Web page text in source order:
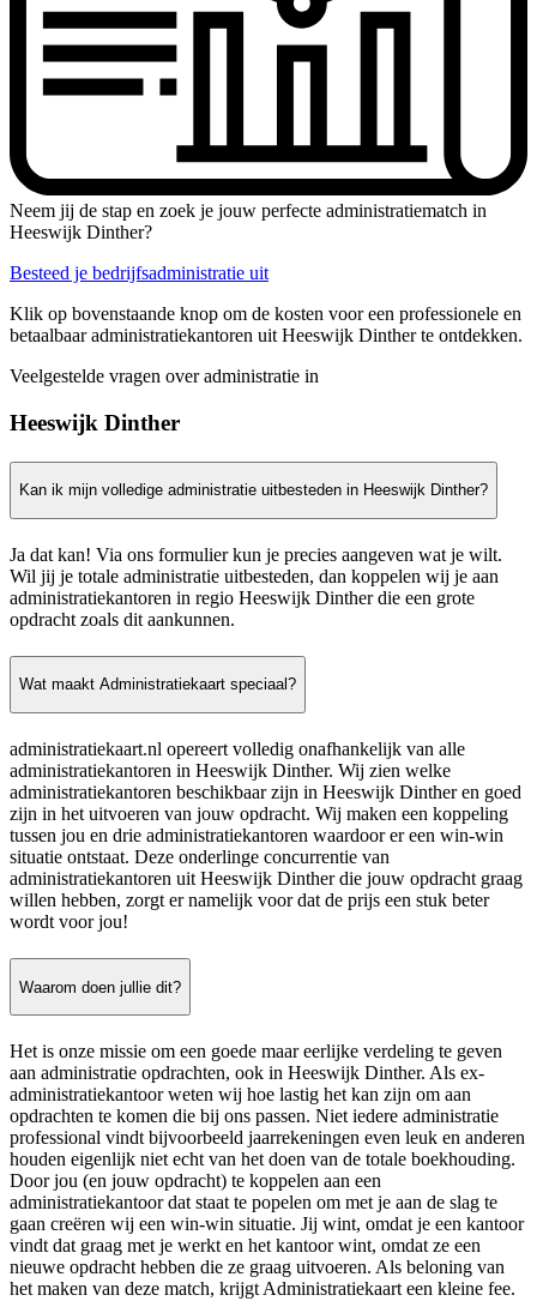
Neem jij de stap en zoek je jouw perfecte administratiematch in
Heeswijk Dinther?
Besteed je bedrijfsadministratie uit
Klik op bovenstaande knop om de kosten voor een professionele en
betaalbaar administratiekantoren uit Heeswijk Dinther te ontdekken.
Veelgestelde vragen over administratie in
Heeswijk Dinther
Kan ik mijn volledige administratie uitbesteden in Heeswijk Dinther?
Ja dat kan! Via ons formulier kun je precies aangeven wat je wilt.
Wil jij je totale administratie uitbesteden, dan koppelen wij je aan
administratiekantoren in regio Heeswijk Dinther die een grote
opdracht zoals dit aankunnen.
Wat maakt Administratiekaart speciaal?
administratiekaart.nl opereert volledig onafhankelijk van alle
administratiekantoren in Heeswijk Dinther. Wij zien welke
administratiekantoren beschikbaar zijn in Heeswijk Dinther en goed
zijn in het uitvoeren van jouw opdracht. Wij maken een koppeling
tussen jou en drie administratiekantoren waardoor er een win-win
situatie ontstaat. Deze onderlinge concurrentie van
administratiekantoren uit Heeswijk Dinther die jouw opdracht graag
willen hebben, zorgt er namelijk voor dat de prijs een stuk beter
wordt voor jou!
Waarom doen jullie dit?
Het is onze missie om een goede maar eerlijke verdeling te geven
aan administratie opdrachten, ook in Heeswijk Dinther. Als ex-
administratiekantoor weten wij hoe lastig het kan zijn om aan
opdrachten te komen die bij ons passen. Niet iedere administratie
professional vindt bijvoorbeeld jaarrekeningen even leuk en anderen
houden eigenlijk niet echt van het doen van de totale boekhouding.
Door jou (en jouw opdracht) te koppelen aan een
administratiekantoor dat staat te popelen om met je aan de slag te
gaan creëren wij een win-win situatie. Jij wint, omdat je een kantoor
vindt dat graag met je werkt en het kantoor wint, omdat ze een
nieuwe opdracht hebben die ze graag uitvoeren. Als beloning van
het maken van deze match, krijgt Administratiekaart een kleine fee.